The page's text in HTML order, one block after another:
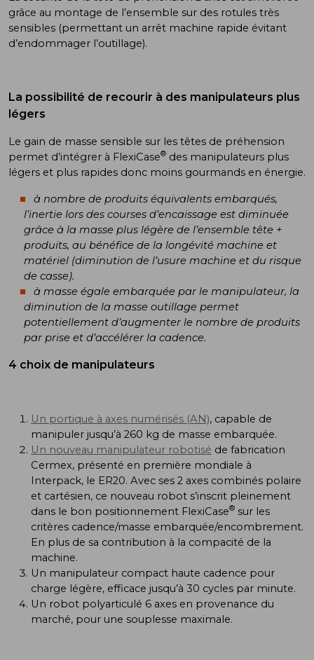
grâce au montage de l’ensemble sur des rotules très
sensibles (permettant un arrêt machine rapide évitant
d’endommager l’outillage).
La possibilité de recourir à des manipulateurs plus
légers
Le gain de masse sensible sur les têtes de préhension
permet d’intégrer à FlexiCase® des manipulateurs plus
légers et plus rapides donc moins gourmands en énergie.
à nombre de produits équivalents embarqués,
l’inertie lors des courses d’encaissage est diminuée
grâce à la masse plus légère de l’ensemble tête +
produits, au bénéfice de la longévité machine et
matériel (diminution de l’usure machine et du risque
de casse).
à masse égale embarquée par le manipulateur, la
diminution de la masse outillage permet
potentiellement d’augmenter le nombre de produits
par prise et d’accélérer la cadence.
4 choix de manipulateurs
Un portique à axes numérisés (AN), capable de
manipuler jusqu’à 260 kg de masse embarquée.
Un nouveau manipulateur robotisé de fabrication
Cermex, présenté en première mondiale à
Interpack, le ER20. Avec ses 2 axes combinés polaire
et cartésien, ce nouveau robot s’inscrit pleinement
dans le bon positionnement FlexiCase® sur les
critères cadence/masse embarquée/encombrement.
En plus de sa contribution à la compacité de la
machine.
Un manipulateur compact haute cadence pour
charge légère, efficace jusqu’à 30 cycles par minute.
Un robot polyarticulé 6 axes en provenance du
marché, pour une souplesse maximale.